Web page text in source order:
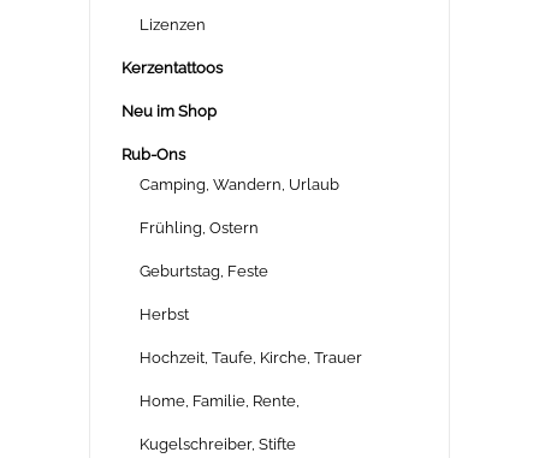
Lizenzen
Kerzentattoos
Neu im Shop
Rub-Ons
Camping, Wandern, Urlaub
Frühling, Ostern
Geburtstag, Feste
Herbst
Hochzeit, Taufe, Kirche, Trauer
Home, Familie, Rente,
Kugelschreiber, Stifte